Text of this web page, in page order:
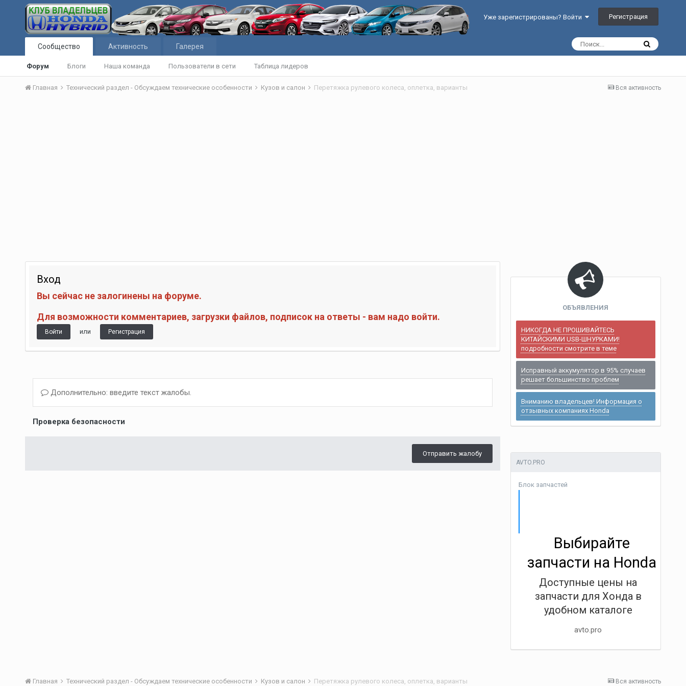
Уже зарегистрированы? Войти Регистрация
Сообщество
Форум Блоги Наша команда Пользователи в сети Таблица лидеров
Активность Галерея
Вся активность
Главная Технический раздел - Обсуждаем технические особенности Кузов и салон Перетяжка рулевого колеса, оплетка, варианты
Вход
Вы сейчас не залогинены на форуме.
Для возможности комментариев, загрузки файлов, подписок на ответы - вам надо войти.
Войти или Регистрация
Дополнительно: введите текст жалобы.
Проверка безопасности
Отправить жалобу
ОБЪЯВЛЕНИЯ
НИКОГДА НЕ ПРОШИВАЙТЕСЬ
КИТАЙСКИМИ USB-ШНУРКАМИ!
подробности смотрите в теме
Исправный аккумулятор в 95% случаев
решает большинство проблем
Вниманию владельцев! Информация о
отзывных компаниях Honda
AVTO.PRO
Блок запчастей
Выбирайте
запчасти на Honda
Доступные цены на
запчасти для Хонда в
удобном каталоге
avto.pro
Вся активность
Главная Технический раздел - Обсуждаем технические особенности Кузов и салон Перетяжка рулевого колеса, оплетка, варианты